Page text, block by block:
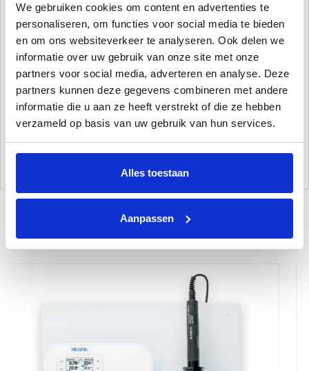
We gebruiken cookies om content en advertenties te
personaliseren, om functies voor social media te bieden
en om ons websiteverkeer te analyseren. Ook delen we
informatie over uw gebruik van onze site met onze
partners voor social media, adverteren en analyse. Deze
partners kunnen deze gegevens combineren met andere
informatie die u aan ze heeft verstrekt of die ze hebben
verzameld op basis van uw gebruik van hun services.
Alles toestaan
Aanpassen
belangrijk moet je 30ml anti-alg per 1000 liter toevoegen in
combinatie met chloor granulaat om uw zwembad een
chloor schock te geven.
Let op: houd hierbij altijd de instructies op de verpakking
aan.
Specificaties:
Merk: Bellaqua
Gerelateerde Producten